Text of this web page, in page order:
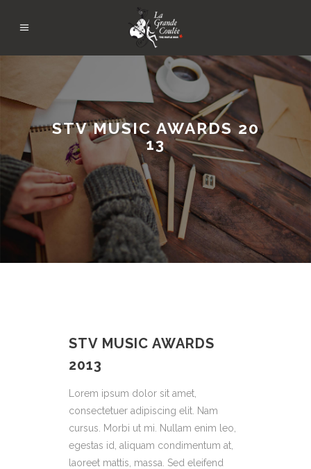
STV MUSIC AWARDS 20
13
STV MUSIC AWARDS
2013
Lorem ipsum dolor sit amet,
consectetuer adipiscing elit. Nam
cursus. Morbi ut mi. Nullam enim leo,
egestas id, aliquam condimentum at,
laoreet mattis, massa. Sed eleifend